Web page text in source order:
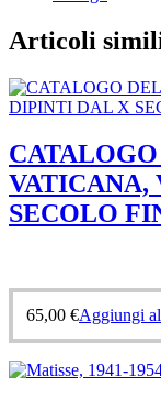
Articoli
VATICANA,
SECOLO
65,00 €Aggiungi